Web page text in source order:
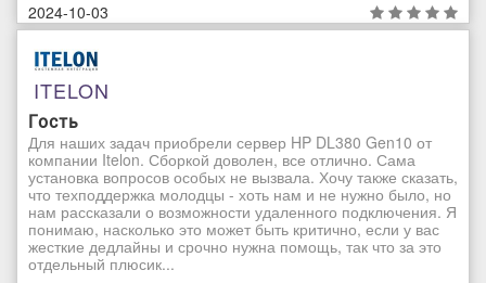
2024-10-03
ITELON
Гость
Для наших задач приобрели сервер HP DL380 Gen10 от
компании Itelon. Сборкой доволен, все отлично. Сама
установка вопросов особых не вызвала. Хочу также сказать,
что техподдержка молодцы - хоть нам и не нужно было, но
нам рассказали о возможности удаленного подключения. Я
понимаю, насколько это может быть критично, если у вас
жесткие дедлайны и срочно нужна помощь, так что за это
отдельный плюсик...